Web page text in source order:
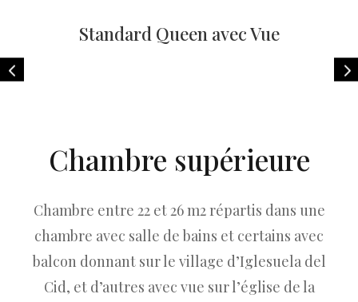
Standard Queen avec Vue
Chambre supérieure
Chambre entre 22 et 26 m2 répartis dans une
chambre avec salle de bains et certains avec
balcon donnant sur le village d’Iglesuela del
Cid, et d’autres avec vue sur l’église de la